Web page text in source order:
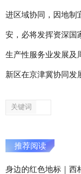
进区域协同，因地制
安，必将发挥资深国
生产性服务业发展及
新区在京津冀协同发
关键词
推荐阅读
身边的红色地标｜西